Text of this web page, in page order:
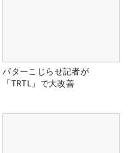
パターこじらせ記者が
「TRTL」で大改善